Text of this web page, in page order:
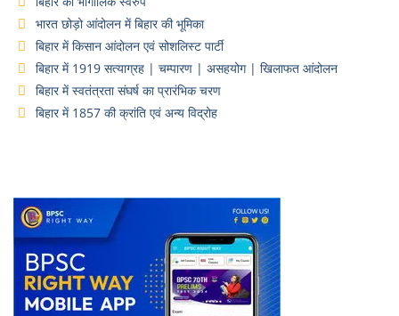
भारत छोड़ो आंदोलन में बिहार की भूमिका
बिहार में किसान आंदोलन एवं सोशलिस्ट पार्टी
बिहार में 1919 सत्याग्रह | चम्पारण | असहयोग | खिलाफत आंदोलन
बिहार में स्वतंत्रता संघर्ष का प्रारंभिक चरण
बिहार में 1857 की क्रांति एवं अन्य विद्रोह